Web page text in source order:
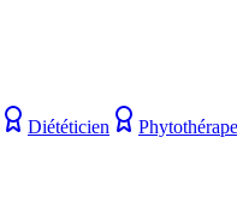
Diététicien